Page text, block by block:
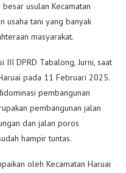
usulan Kecamatan
usaha tani yang banyak
masyarakat.
III DPRD Tabalong, Jurni, saat
pada 11 Februari 2025.
pembangunan
pembangunan jalan
dan jalan poros
hampir tuntas.
oleh Kecamatan Haruai